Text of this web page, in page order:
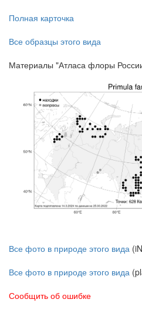
Полная карточка
Все образцы этого вида
Материалы "Атласа флоры
Все фото в природе этого вида
Все фото в природе этого вида
Сообщить об ошибке